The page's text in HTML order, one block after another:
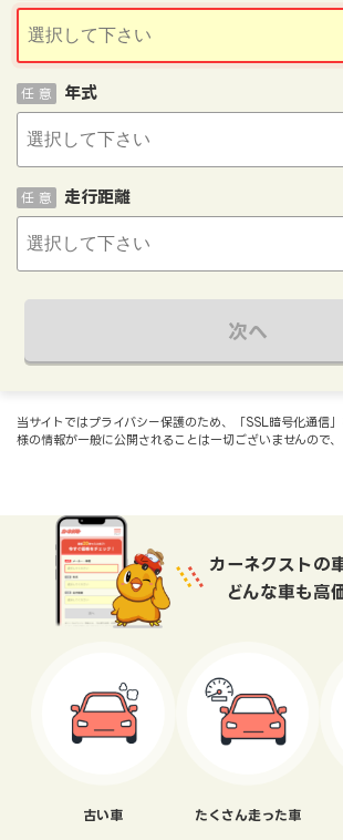
年式
任 意
走行距離
任 意
次へ
当サイトではプライバシー保護のため、「SSL暗号化通信
様の情報が一般に公開されることは一切ございませんので、
カーネクストの
どんな車も高
古い車 たくさん走った車